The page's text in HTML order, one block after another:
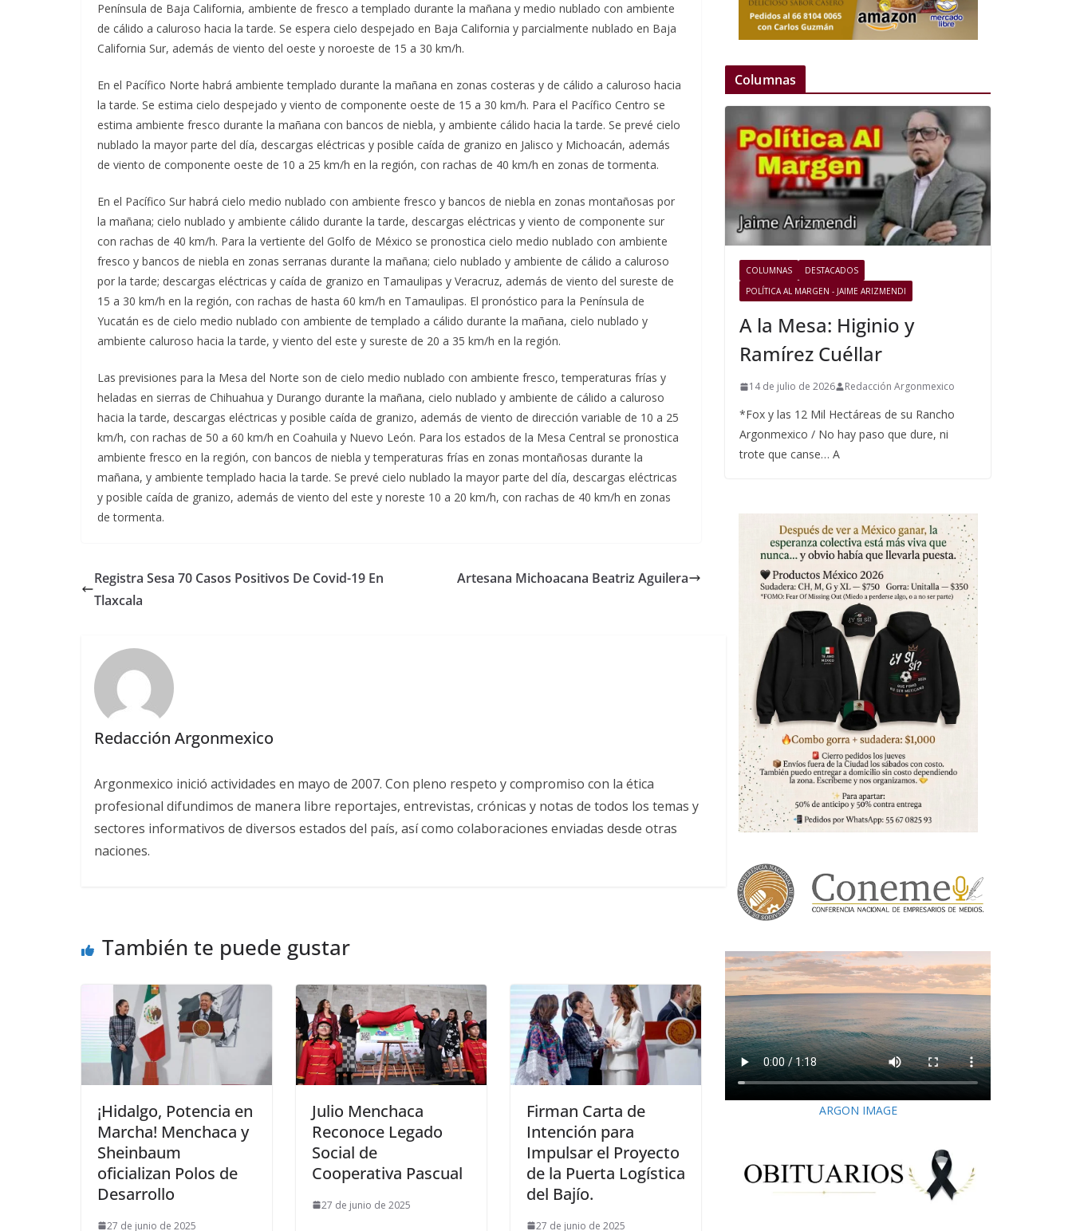
Península de Baja California, ambiente de fresco a templado durante la mañana y medio nublado con ambiente
de cálido a caluroso hacia la tarde. Se espera cielo despejado en Baja California y parcialmente nublado en Baja
California Sur, además de viento del oeste y noroeste de 15 a 30 km/h.
En el Pacífico Norte habrá ambiente templado durante la mañana en zonas costeras y de cálido a caluroso hacia
la tarde. Se estima cielo despejado y viento de componente oeste de 15 a 30 km/h. Para el Pacífico Centro se
estima ambiente fresco durante la mañana con bancos de niebla, y ambiente cálido hacia la tarde. Se prevé cielo
nublado la mayor parte del día, descargas eléctricas y posible caída de granizo en Jalisco y Michoacán, además
de viento de componente oeste de 10 a 25 km/h en la región, con rachas de 40 km/h en zonas de tormenta.
En el Pacífico Sur habrá cielo medio nublado con ambiente fresco y bancos de niebla en zonas montañosas por
la mañana; cielo nublado y ambiente cálido durante la tarde, descargas eléctricas y viento de componente sur
con rachas de 40 km/h. Para la vertiente del Golfo de México se pronostica cielo medio nublado con ambiente
fresco y bancos de niebla en zonas serranas durante la mañana; cielo nublado y ambiente de cálido a caluroso
por la tarde; descargas eléctricas y caída de granizo en Tamaulipas y Veracruz, además de viento del sureste de
15 a 30 km/h en la región, con rachas de hasta 60 km/h en Tamaulipas. El pronóstico para la Península de
Yucatán es de cielo medio nublado con ambiente de templado a cálido durante la mañana, cielo nublado y
ambiente caluroso hacia la tarde, y viento del este y sureste de 20 a 35 km/h en la región.
Las previsiones para la Mesa del Norte son de cielo medio nublado con ambiente fresco, temperaturas frías y
heladas en sierras de Chihuahua y Durango durante la mañana, cielo nublado y ambiente de cálido a caluroso
hacia la tarde, descargas eléctricas y posible caída de granizo, además de viento de dirección variable de 10 a 25
km/h, con rachas de 50 a 60 km/h en Coahuila y Nuevo León. Para los estados de la Mesa Central se pronostica
ambiente fresco en la región, con bancos de niebla y temperaturas frías en zonas montañosas durante la
mañana, y ambiente templado hacia la tarde. Se prevé cielo nublado la mayor parte del día, descargas eléctricas
y posible caída de granizo, además de viento del este y noreste 10 a 20 km/h, con rachas de 40 km/h en zonas
de tormenta.
Registra Sesa 70 Casos Positivos De Covid-19 En
Tlaxcala
Artesana Michoacana Beatriz Aguilera
Redacción Argonmexico
Argonmexico inició actividades en mayo de 2007. Con pleno respeto y compromiso con la ética
profesional difundimos de manera libre reportajes, entrevistas, crónicas y notas de todos los temas y
sectores informativos de diversos estados del país, así como colaboraciones enviadas desde otras
naciones.
También te puede gustar
¡Hidalgo, Potencia en
Marcha! Menchaca y
Sheinbaum
oficializan Polos de
Desarrollo
27 de junio de 2025
Julio Menchaca
Reconoce Legado
Social de
Cooperativa Pascual
27 de junio de 2025
Firman Carta de
Intención para
Impulsar el Proyecto
de la Puerta Logística
del Bajío.
27 de junio de 2025
Columnas
COLUMNAS
DESTACADOS
POLÍTICA AL MARGEN - JAIME ARIZMENDI
A la Mesa: Higinio y
Ramírez Cuéllar
14 de julio de 2026 Redacción Argonmexico
*Fox y las 12 Mil Hectáreas de su Rancho
Argonmexico / No hay paso que dure, ni
trote que canse… A
ARGON IMAGE